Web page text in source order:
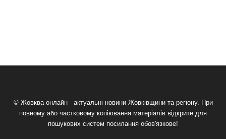
© Жовква онлайн - актуальні новини Жовківщини та регіону. При
повному або частковому копіювання матеріалів відкрите для
пошукових систем посилання обов'язкове!